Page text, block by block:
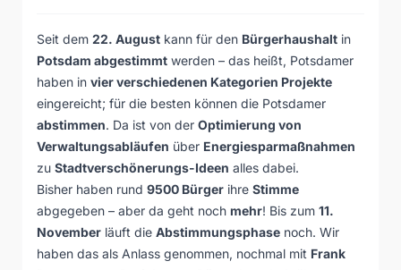
Seit dem 22. August kann für den Bürgerhaushalt in
Potsdam abgestimmt werden – das heißt, Potsdamer
haben in vier verschiedenen Kategorien Projekte
eingereicht; für die besten können die Potsdamer
abstimmen. Da ist von der Optimierung von
Verwaltungsabläufen über Energiesparmaßnahmen
zu Stadtverschönerungs-Ideen alles dabei.
Bisher haben rund 9500 Bürger ihre Stimme
abgegeben – aber da geht noch mehr! Bis zum 11.
November läuft die Abstimmungsphase noch. Wir
haben das als Anlass genommen, nochmal mit Frank